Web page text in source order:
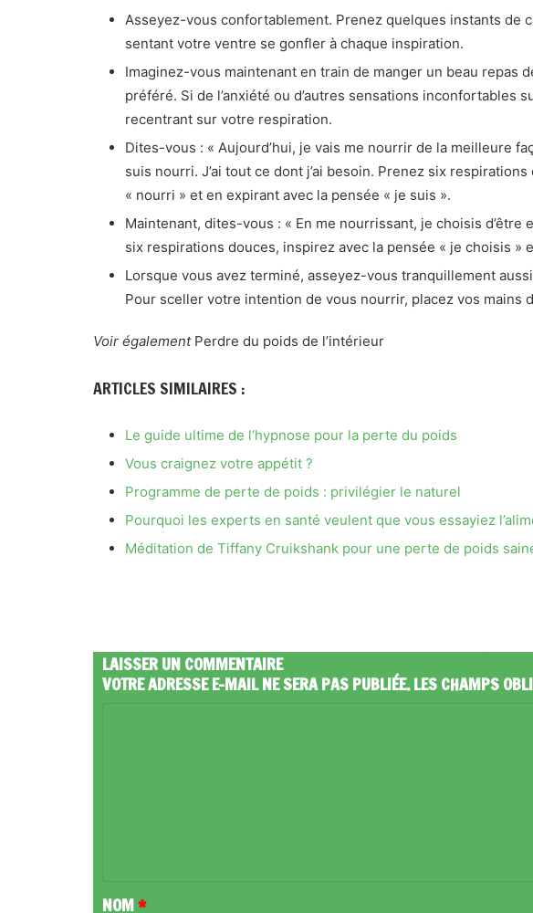
Asseyez-vous confortablement. Prenez quelques instants de
sentant votre ventre se gonfler à chaque inspiration.
Imaginez-vous maintenant en train de manger un beau repas
préféré. Si de l’anxiété ou d’autres sensations inconfortables
recentrant sur votre respiration.
Dites-vous : « Aujourd’hui, je vais me nourrir de la meilleure
suis nourri. J’ai tout ce dont j’ai besoin. Prenez six
« nourri » et en expirant avec la pensée « je suis ».
Maintenant, dites-vous : « En me nourrissant, je choisis d’être
six respirations douces, inspirez avec la pensée « je choisis »
Lorsque vous avez terminé, asseyez-vous tranquillement
Pour sceller votre intention de vous nourrir, placez vos
Voir égalementPerdre du poids de l’intérieur
ARTICLES SIMILAIRES :
Le guide ultime de l’hypnose pour la perte du poids
Vous craignez votre appétit ?
Programme de perte de poids : privilégier le naturel
Pourquoi les experts en santé veulent que vous essayiez
Méditation de Tiffany Cruikshank pour une perte de poids
LAISSER UN COMMENTAIRE
VOTRE ADRESSE E-MAIL NE SERA PAS PUBLIÉE.LES CHAMPS
NOM*